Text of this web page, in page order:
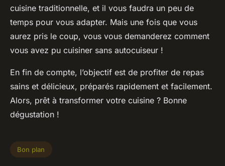
cuisine traditionnelle, et il vous faudra un peu de
temps pour vous adapter. Mais une fois que vous
aurez pris le coup, vous vous demanderez comment
vous avez pu cuisiner sans autocuiseur !
En fin de compte, l’objectif est de profiter de repas
sains et délicieux, préparés rapidement et facilement.
Alors, prêt à transformer votre cuisine ? Bonne
dégustation !
Bon plan